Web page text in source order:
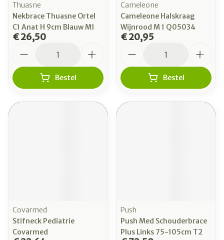
Thuasne
Nekbrace Thuasne Ortel
C1 Anat H 9cm Blauw M1
€ 26,50
Bestel
Cameleone
Cameleone Halskraag
Wijnrood M 1 Q05034
€ 20,95
Bestel
Covarmed
Stifneck Pediatrie
Covarmed
Push
Push Med Schouderbrace
Plus Links 75-105cm T2